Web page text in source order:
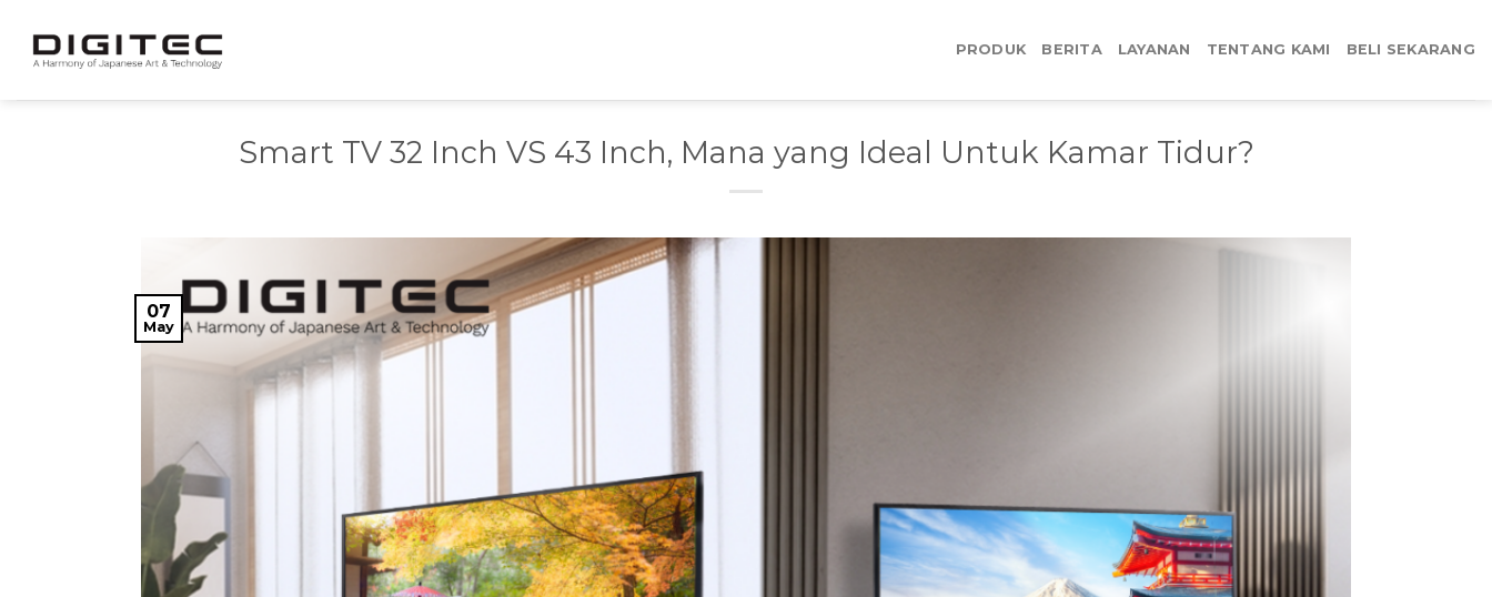
content
PRODUK BERITA LAYANAN TENTANG KAMI BELI SEKARANG
Smart TV 32 Inch VS 43 Inch, Mana yang Ideal Untuk Kamar Tidur?
07
May